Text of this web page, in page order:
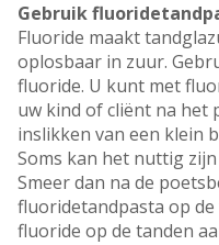
Gebruik
Fluoride maakt
oplosbaar in zuur.
fluoride. U kunt met
uw kind of cliënt na het
inslikken van een klein
Soms kan het nuttig
Smeer dan na de
fluoridetandpasta op
fluoride op de tanden